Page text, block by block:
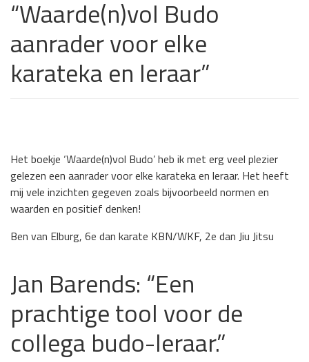
“Waarde(n)vol Budo
aanrader voor elke
karateka en leraar”
Het boekje ‘Waarde(n)vol Budo’ heb ik met erg veel plezier
gelezen een aanrader voor elke karateka en leraar. Het heeft
mij vele inzichten gegeven zoals bijvoorbeeld normen en
waarden en positief denken!
Ben van Elburg, 6e dan karate KBN/WKF, 2e dan Jiu Jitsu
Jan Barends: “Een
prachtige tool voor de
collega budo-leraar.”